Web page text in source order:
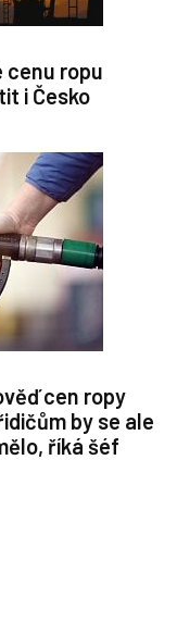
cenu ropu
i Česko
cen ropy
by se ale
říká šéf